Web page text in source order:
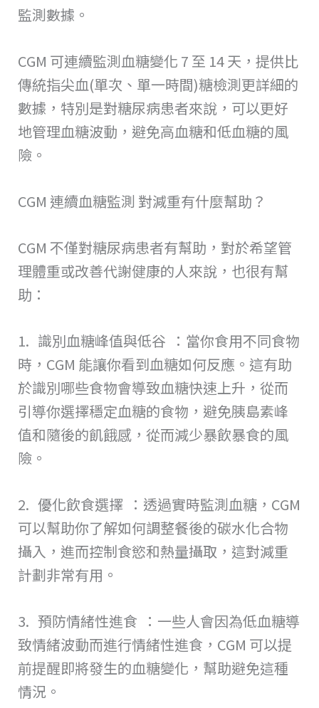
監測數據。
CGM 可連續監測血糖變化 7 至 14 天，提供比
傳統指尖血(單次、單一時間)糖檢測更詳細的
數據，特別是對糖尿病患者來說，可以更好
地管理血糖波動，避免高血糖和低血糖的風
險。
CGM 連續血糖監測 對減重有什麼幫助？
CGM 不僅對糖尿病患者有幫助，對於希望管
理體重或改善代謝健康的人來說，也很有幫
助：
1. 識別血糖峰值與低谷 ：當你食用不同食物
時，CGM 能讓你看到血糖如何反應。這有助
於識別哪些食物會導致血糖快速上升，從而
引導你選擇穩定血糖的食物，避免胰島素峰
值和隨後的飢餓感，從而減少暴飲暴食的風
險。
2. 優化飲食選擇 ：透過實時監測血糖，CGM
可以幫助你了解如何調整餐後的碳水化合物
攝入，進而控制食慾和熱量攝取，這對減重
計劃非常有用。
3. 預防情緒性進食 ：一些人會因為低血糖導
致情緒波動而進行情緒性進食，CGM 可以提
前提醒即將發生的血糖變化，幫助避免這種
情況。